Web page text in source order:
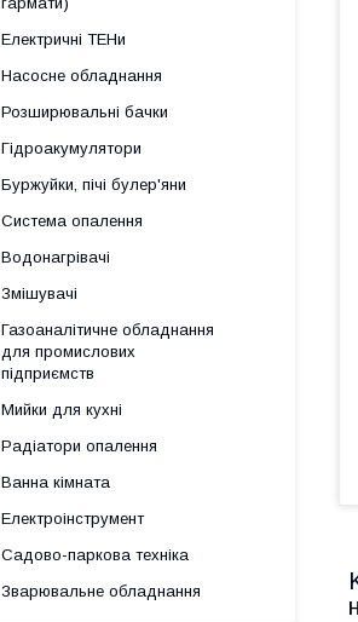
Електричні ТЕНи
Насосне обладнання
Розширювальні бачки
Гідроакумулятори
Буржуйки, пічі булер'яни
Система опалення
Водонагрівачі
Змішувачі
Газоаналітичне обладнання
для промислових
підприємств
Мийки для кухні
Радіатори опалення
Ванна кімната
Електроінструмент
Садово-паркова техніка
Зварювальне обладнання